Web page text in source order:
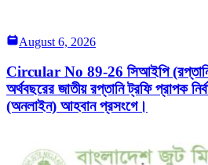
August 6, 2026
Circular No 89-26 সিআইপি
অর্থবছরের জাতীয় রপ্তানি ট্রফি প্রাপক
(অনলাইন) আহবান প্রসংগে।